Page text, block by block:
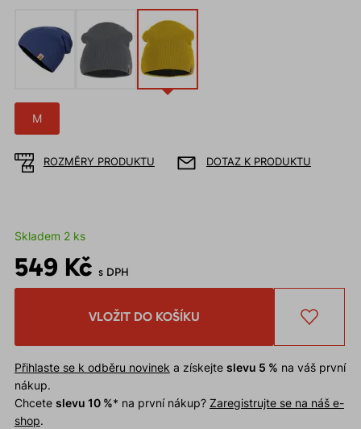
M
ROZMĚRY PRODUKTU DOTAZ K PRODUKTU
Skladem 2 ks
549 Kč s DPH
VLOŽIT DO KOŠÍKU
Přihlaste se k odběru novinek a získejte slevu 5 % na váš první
nákup.
Chcete slevu 10 %* na první nákup? Zaregistrujte se na náš e-
shop.